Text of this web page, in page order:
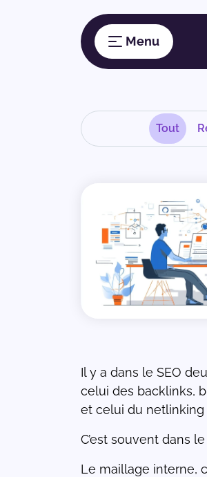
Tout
Il y a dans le SEO
celui des backlinks,
et celui du
C’est souvent dans
Le maillage interne,